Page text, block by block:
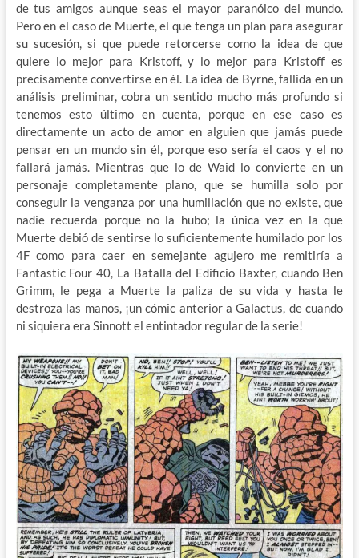
de tus amigos aunque seas el mayor paranóico del mundo.
Pero en el caso de Muerte, el que tenga un plan para asegurar
su sucesión, si que puede retorcerse como la idea de que
quiere lo mejor para Kristoff, y lo mejor para Kristoff es
precisamente convertirse en él. La idea de Byrne, fallida en un
análisis preliminar, cobra un sentido mucho más profundo si
tenemos esto último en cuenta, porque en ese caso es
directamente un acto de amor en alguien que jamás puede
pensar en un mundo sin él, porque eso sería el caos y el no
fallará jamás. Mientras que lo de Waid lo convierte en un
personaje completamente plano, que se humilla solo por
conseguir la venganza por una humillación que no existe, que
nadie recuerda porque no la hubo; la única vez en la que
Muerte debió de sentirse lo suficientemente humilado por los
4F como para caer en semejante agujero me remitiría a
Fantastic Four 40, La Batalla del Edificio Baxter, cuando Ben
Grimm, le pega a Muerte la paliza de su vida y hasta le
destroza las manos, ¡un cómic anterior a Galactus, de cuando
ni siquiera era Sinnott el entintador regular de la serie!